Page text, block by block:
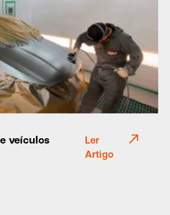
veículos
Ler
Artigo